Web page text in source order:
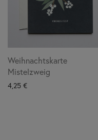
Weihnachtskarte
Mistelzweig
4,25 €